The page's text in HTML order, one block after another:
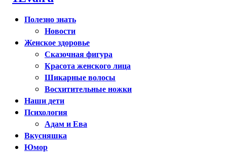
Полезно знать
Новости
Женское здоровье
Сказочная фигура
Красота женского лица
Шикарные волосы
Восхитительные ножки
Наши дети
Психология
Адам и Ева
Вкусняшка
Юмор